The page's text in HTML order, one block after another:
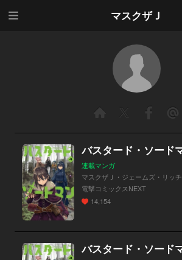
マスクザＪ
バスタード・ソード
連載マンガ
マスクザＪ・ジェームズ・リッ
電撃コミックスNEXT
14,154
バスタード・ソード